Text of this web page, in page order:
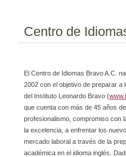
Centro de
El Centro de Idiomas Bravo A.C.
2002 con el objetivo de preparar a
del Instituto Leonardo Bravo (
que cuenta con más de 45 años de
profesionalismo, compromiso con
la excelencia, a enfrentar los
mercado laboral a través de la
académica en el idioma inglés.